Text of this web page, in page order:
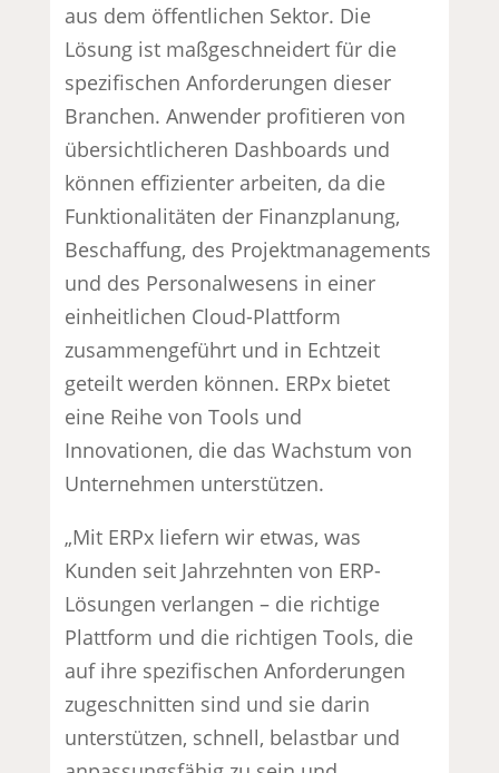
aus dem öffentlichen Sektor. Die
Lösung ist maßgeschneidert für die
spezifischen Anforderungen dieser
Branchen. Anwender profitieren von
übersichtlicheren Dashboards und
können effizienter arbeiten, da die
Funktionalitäten der Finanzplanung,
Beschaffung, des Projektmanagements
und des Personalwesens in einer
einheitlichen Cloud-Plattform
zusammengeführt und in Echtzeit
geteilt werden können. ERPx bietet
eine Reihe von Tools und
Innovationen, die das Wachstum von
Unternehmen unterstützen.
„Mit ERPx liefern wir etwas, was
Kunden seit Jahrzehnten von ERP-
Lösungen verlangen – die richtige
Plattform und die richtigen Tools, die
auf ihre spezifischen Anforderungen
zugeschnitten sind und sie darin
unterstützen, schnell, belastbar und